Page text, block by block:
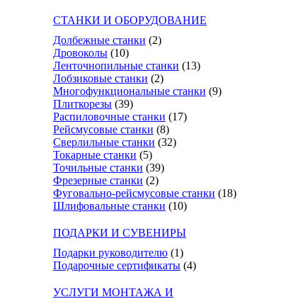
СТАНКИ И ОБОРУДОВАНИЕ
Долбежные станки (2)
Дровоколы (10)
Ленточнопильные станки (13)
Лобзиковые станки (2)
Многофункциональные станки (9)
Плиткорезы (39)
Распиловочные станки (17)
Рейсмусовые станки (8)
Сверлильные станки (32)
Токарные станки (5)
Точильные станки (39)
Фрезерные станки (2)
Фуговально-рейсмусовые станки (18)
Шлифовальные станки (10)
ПОДАРКИ И СУВЕНИРЫ
Подарки руководителю (1)
Подарочные сертификаты (4)
УСЛУГИ МОНТАЖА И